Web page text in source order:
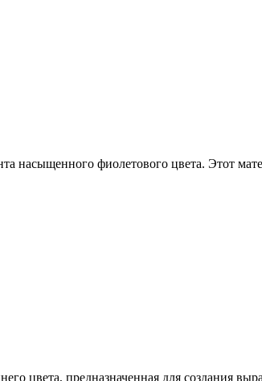
насыщенного фиолетового цвета. Этот
цвета, предназначенная для создания